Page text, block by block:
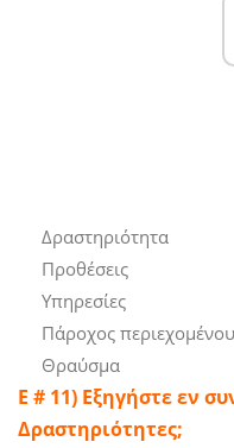
Δραστηριότητα
Προθέσεις
Υπηρεσίες
Πάροχος περιεχομένου
Θραύσμα
Ε # 11) Εξηγήστε εν
Δραστηριότητες;